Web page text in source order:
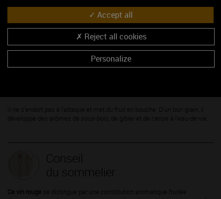
Caractères
des vins
Il est de divers styles selon la proportion deGamayet de Pinot et selon
Il ne s’endort pas à l’attaque et met du fruit en bouche. D’un bon grain, il
développe des arômes de sous-bois, de gibier et de cerise à l’eau-de-vie.
Conseil
du sommelier
Ce vin rouge se distingue par une constitution aromatique fruitée
Accept all
Reject all cookies
Personalize